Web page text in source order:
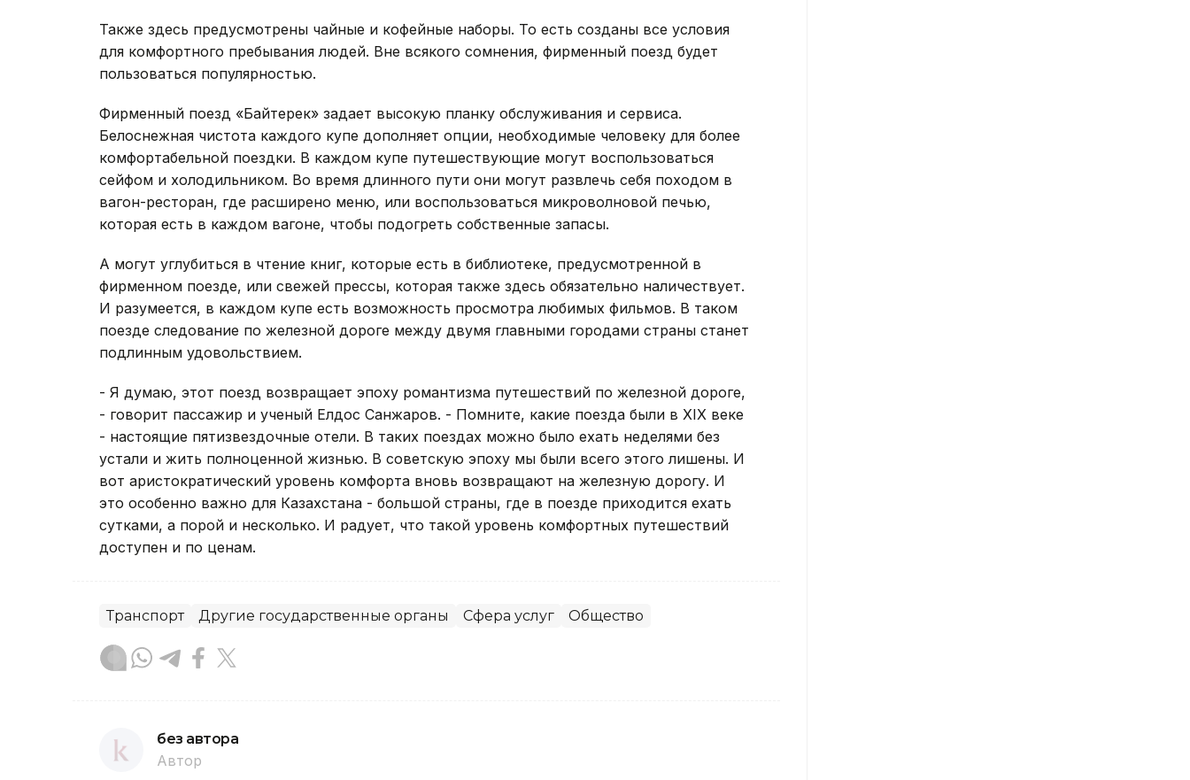
Также здесь предусмотрены чайные и кофейные наборы. То есть созданы все условия
для комфортного пребывания людей. Вне всякого сомнения, фирменный поезд будет
пользоваться популярностью.
Фирменный поезд «Байтерек» задает высокую планку обслуживания и сервиса.
Белоснежная чистота каждого купе дополняет опции, необходимые человеку для более
комфортабельной поездки. В каждом купе путешествующие могут воспользоваться
сейфом и холодильником. Во время длинного пути они могут развлечь себя походом в
вагон-ресторан, где расширено меню, или воспользоваться микроволновой печью,
которая есть в каждом вагоне, чтобы подогреть собственные запасы.
А могут углубиться в чтение книг, которые есть в библиотеке, предусмотренной в
фирменном поезде, или свежей прессы, которая также здесь обязательно наличествует.
И разумеется, в каждом купе есть возможность просмотра любимых фильмов. В таком
поезде следование по железной дороге между двумя главными городами страны станет
подлинным удовольствием.
- Я думаю, этот поезд возвращает эпоху романтизма путешествий по железной дороге,
- говорит пассажир и ученый Елдос Санжаров. - Помните, какие поезда были в ХIХ веке
- настоящие пятизвездочные отели. В таких поездах можно было ехать неделями без
устали и жить полноценной жизнью. В советскую эпоху мы были всего этого лишены. И
вот аристократический уровень комфорта вновь возвращают на железную дорогу. И
это особенно важно для Казахстана - большой страны, где в поезде приходится ехать
сутками, а порой и несколько. И радует, что такой уровень комфортных путешествий
доступен и по ценам.
Транспорт Другие государственные органы Сфера услуг Общество
без автора
Автор